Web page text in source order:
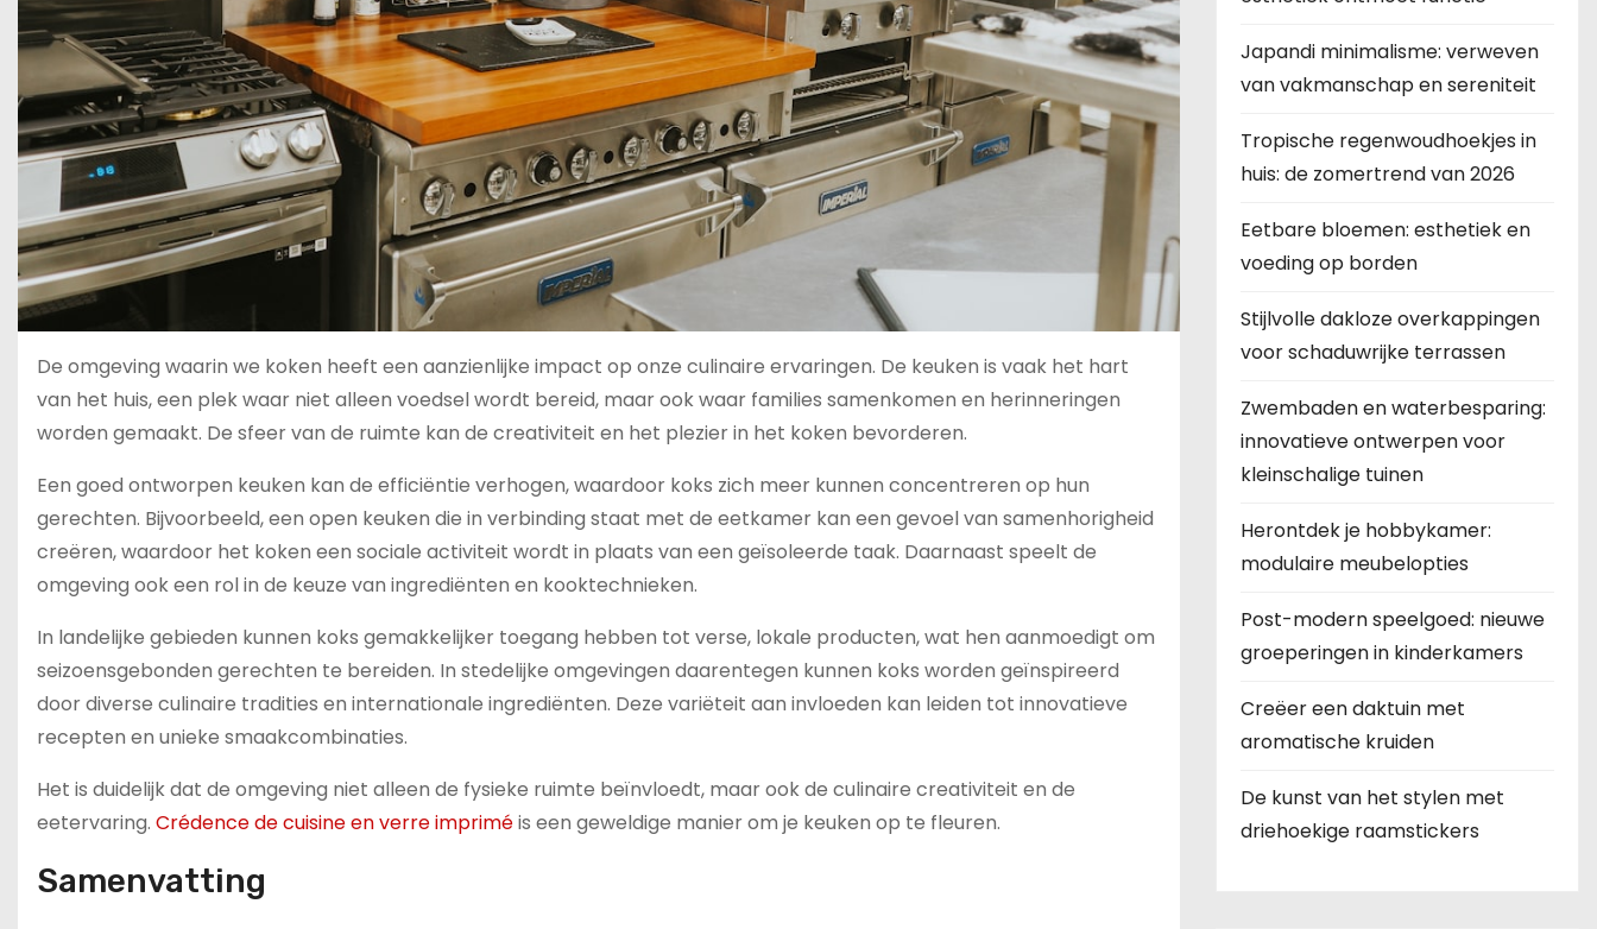
De omgeving waarin we koken heeft een aanzienlijke impact op onze culinaire ervaringen. De keuken is vaak het hart
van het huis, een plek waar niet alleen voedsel wordt bereid, maar ook waar families samenkomen en herinneringen
worden gemaakt. De sfeer van de ruimte kan de creativiteit en het plezier in het koken bevorderen.
Een goed ontworpen keuken kan de efficiëntie verhogen, waardoor koks zich meer kunnen concentreren op hun
gerechten. Bijvoorbeeld, een open keuken die in verbinding staat met de eetkamer kan een gevoel van samenhorigheid
creëren, waardoor het koken een sociale activiteit wordt in plaats van een geïsoleerde taak. Daarnaast speelt de
omgeving ook een rol in de keuze van ingrediënten en kooktechnieken.
In landelijke gebieden kunnen koks gemakkelijker toegang hebben tot verse, lokale producten, wat hen aanmoedigt om
seizoensgebonden gerechten te bereiden. In stedelijke omgevingen daarentegen kunnen koks worden geïnspireerd
door diverse culinaire tradities en internationale ingrediënten. Deze variëteit aan invloeden kan leiden tot innovatieve
recepten en unieke smaakcombinaties.
Het is duidelijk dat de omgeving niet alleen de fysieke ruimte beïnvloedt, maar ook de culinaire creativiteit en de
eetervaring. Crédence de cuisine en verre impriméis een geweldige manier om je keuken op te fleuren.
Samenvatting
Japandi minimalisme: verweven
van vakmanschap en sereniteit
Tropische regenwoudhoekjes in
huis: de zomertrend van 2026
Eetbare bloemen: esthetiek en
voeding op borden
Stijlvolle dakloze overkappingen
voor schaduwrijke terrassen
Zwembaden en waterbesparing:
innovatieve ontwerpen voor
kleinschalige tuinen
Herontdek je hobbykamer:
modulaire meubelopties
Post-modern speelgoed: nieuwe
groeperingen in kinderkamers
Creëer een daktuin met
aromatische kruiden
De kunst van het stylen met
driehoekige raamstickers